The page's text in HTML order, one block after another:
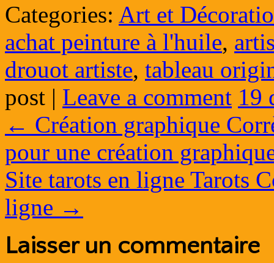
Categories: Art et
achat peinture à l'huile,
drouot artiste, tableau
post | Leave a comment 19
← Création graphique
pour une création
Site tarots en ligne Tarots
ligne →
Laisser un commentaire